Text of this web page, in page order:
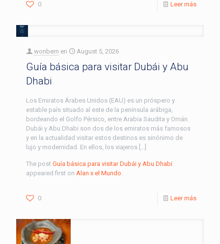
0 Leer más
wonbern en August 5, 2026
Guía básica para visitar Dubái y Abu
Dhabi
Los Emiratos Árabes Unidos (EAU) es un próspero y
estable país situado al este de la península arábiga,
bordeando el Golfo Pérsico, entre Arabia Saudita y Omán.
Dubái y Abu Dhabi son dos de los emiratos más famosos
y en la actualidad visitar estos destinos es sinónimo de
lujo y modernidad. En ellos, los viajeros […]
The post Guía básica para visitar Dubái y Abu Dhabi
appeared first on Alan x el Mundo.
0 Leer más